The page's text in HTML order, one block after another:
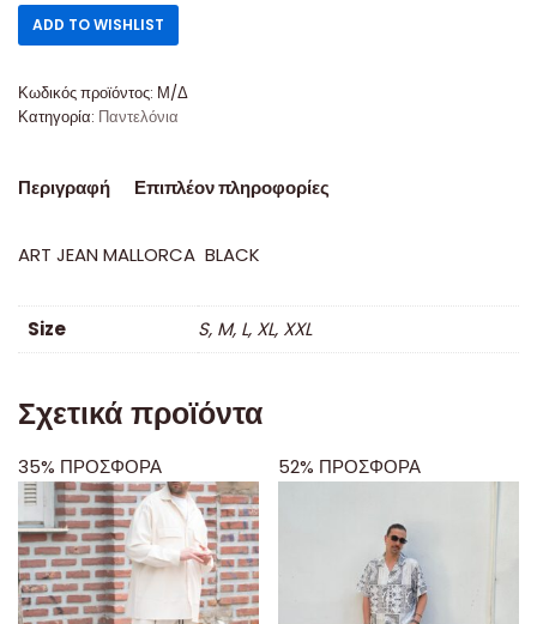
ADD TO WISHLIST
Κωδικός προϊόντος: Μ/Δ
Κατηγορία: Παντελόνια
Περιγραφή Επιπλέον πληροφορίες
ART JEAN MALLORCA BLACK
Size S, M, L, XL, XXL
Σχετικά προϊόντα
35% ΠΡΟΣΦΟΡΑ 52% ΠΡΟΣΦΟΡΑ